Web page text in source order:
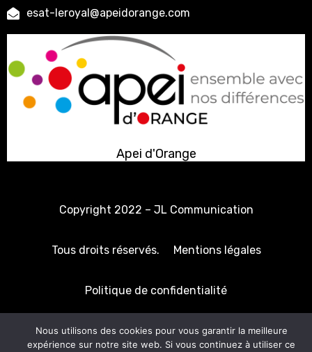
esat-leroyal@apeidorange.com
Apei d'Orange
Copyright 2022 – JL Communication
Tous droits réservés. Mentions légales
Politique de confidentialité
Nous utilisons des cookies pour vous garantir la meilleure
expérience sur notre site web. Si vous continuez à utiliser ce